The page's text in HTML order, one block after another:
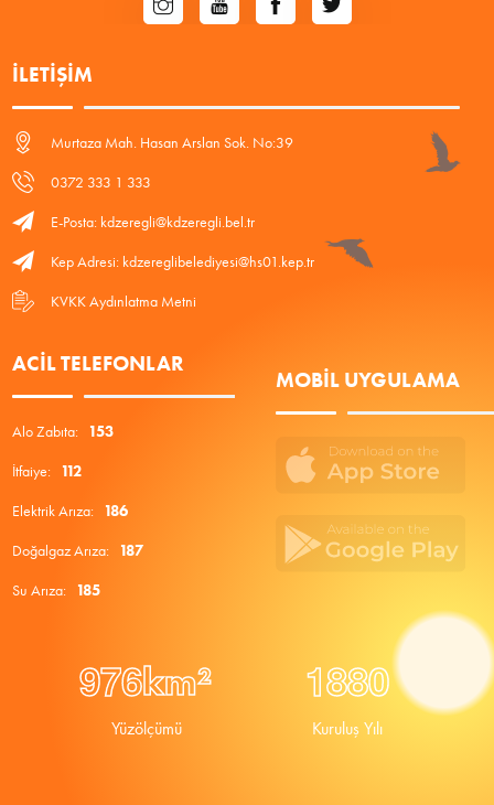
İLETIŞIM
Murtaza Mah. Hasan Arslan Sok. No:39
0372 333 1 333
E-Posta: kdzeregli@kdzeregli.bel.tr
Kep Adresi: kdzereglibelediyesi@hs01.kep.tr
KVKK Aydınlatma Metni
ACIL TELEFONLAR
Alo Zabıta: 153
İtfaiye: 112
Elektrik Arıza: 186
Doğalgaz Arıza: 187
Su Arıza: 185
MOBIL UYGULAMA
976km²
Yüzölçümü
1880
Kuruluş Yılı